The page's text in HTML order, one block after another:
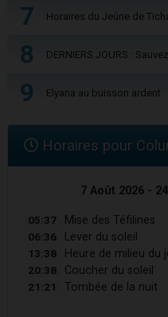
7 Horaires du Jeûne de
8 DERNIERS JOURS :
9 Elyana au buisson ardent
Horaires pour
7 Août 2026 -
05:37 Mise des Téfilines
06:36 Lever du soleil
13:38 Heure de milieu du
20:38 Coucher du soleil
21:21 Tombée de la nuit